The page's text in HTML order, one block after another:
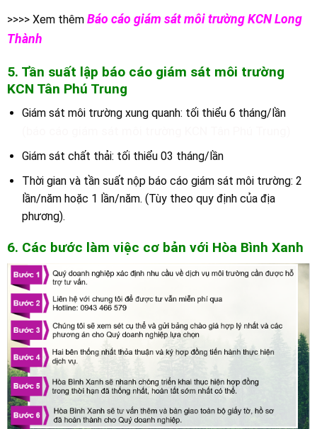
>>>> Xem thêm Báo cáo giám sát môi trường KCN Long
Thành
5. Tần suất lập báo cáo giám sát môi trường
KCN Tân Phú Trung
Giám sát môi trường xung quanh: tối thiểu 6 tháng/lần
Giám sát chất thải: tối thiểu 03 tháng/lần
Thời gian và tần suất nộp báo cáo giám sát môi trường: 2
lần/năm hoặc 1 lần/năm. (Tùy theo quy định của địa
phương).
6. Các bước làm việc cơ bản với Hòa Bình Xanh